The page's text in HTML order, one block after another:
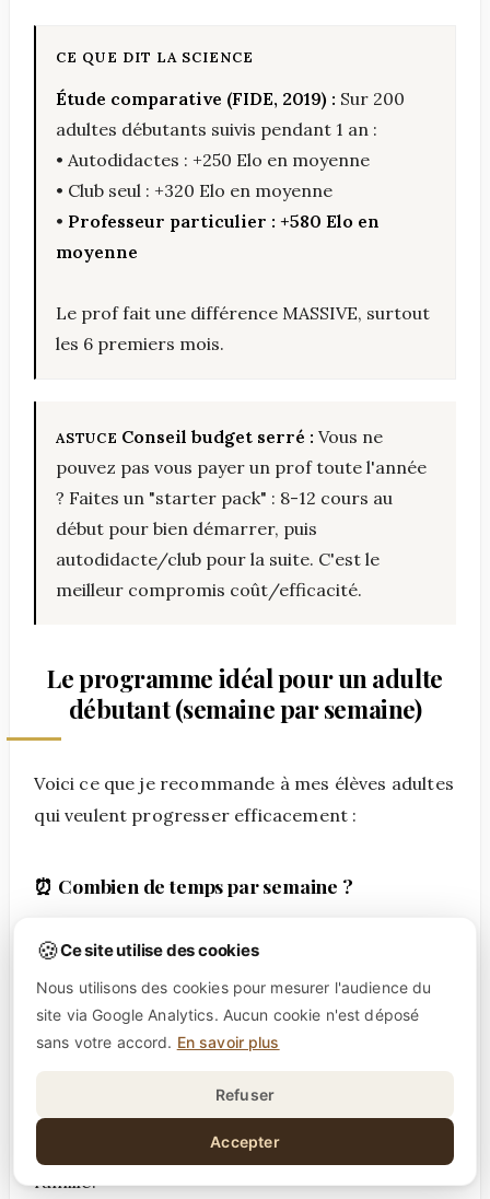
Étude comparative (FIDE, 2019) : Sur 200
adultes débutants suivis pendant 1 an :
• Autodidactes : +250 Elo en moyenne
• Club seul : +320 Elo en moyenne
• Professeur particulier : +580 Elo en
moyenne
Le prof fait une différence MASSIVE, surtout
les 6 premiers mois.
Conseil budget serré : Vous ne
pouvez pas vous payer un prof toute l'année
? Faites un "starter pack" : 8-12 cours au
début pour bien démarrer, puis
autodidacte/club pour la suite. C'est le
meilleur compromis coût/efficacité.
Le programme idéal pour un adulte
débutant (semaine par semaine)
Voici ce que je recommande à mes élèves adultes
qui veulent progresser efficacement :
⏰ Combien de temps par semaine ?
lente)
Optimal :5-7 heures (= progression rapide)
Hardcore :10+ heures (= progression maximale,
mais attention au burnout)
La plupart de mes élèves adultes font 5-6
heures/semaine. C'est gérable avec un job et une
famille.
🍪Ce site utilise des cookies
Nous utilisons des cookies pour mesurer l'audience du
site via Google Analytics. Aucun cookie n'est déposé
sans votre accord. En savoir plus
Refuser
Accepter